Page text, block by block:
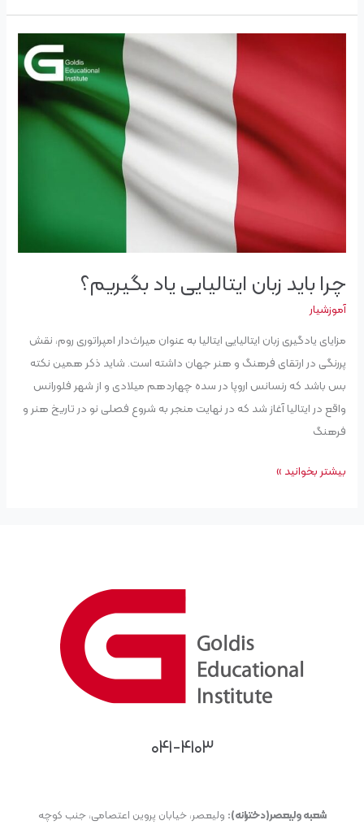
چرا باید زبان ایتالیایی یاد بگیریم؟
آموزشیار
مزایای یادگیری زبان ایتالیایی ایتالیا به عنوان میراث‌دار امپراتوری روم، نقش
پررنگی در ارتقای فرهنگ و هنر جهان داشته است. شاید ذکر همین نکته
بس باشد که رنسانس اروپا در سده چهاردهم میلادی و از شهر فلورانس
واقع در ایتالیا آغاز شد که در نهایت منجر به شروع فصلی نو در تاریخ هنر و
فرهنگ
بگیریم؟
بیشتر بخوانید »
۰۴۱-۴۱۰۳
شعبه ولیعصر(دخترانه): ولیعصر، خیابان پروین اعتصامی، جنب کوچه